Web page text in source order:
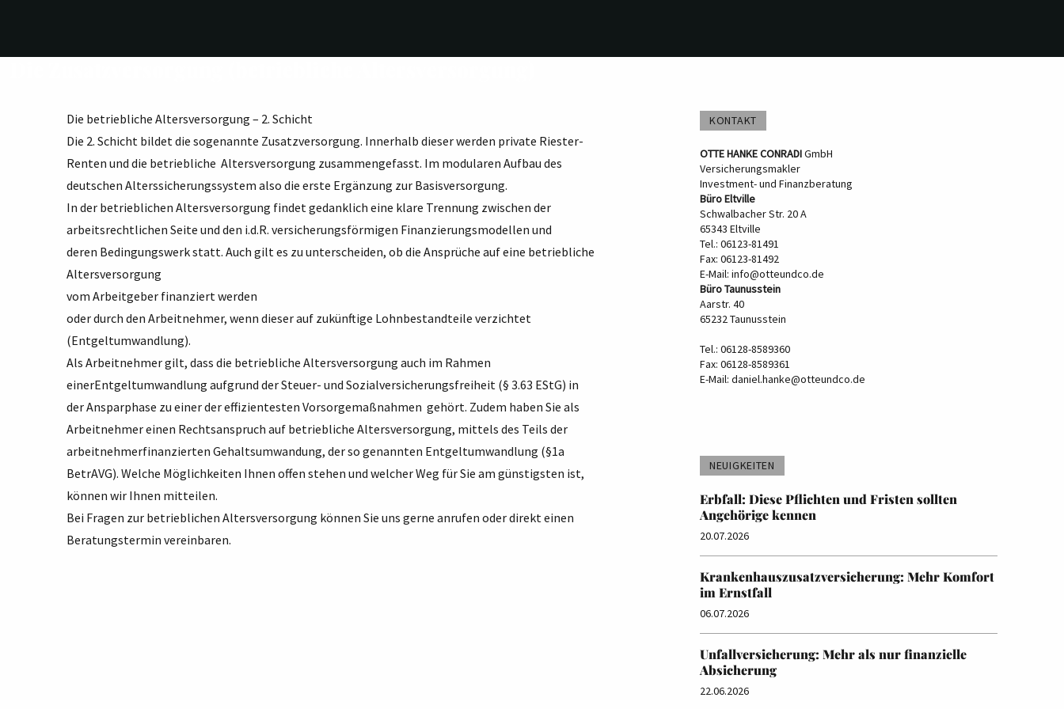
Die betriebliche Altersversorgung – 2. Schicht
Die 2. Schicht bildet die sogenannte Zusatzversorgung. Innerhalb dieser werden private Riester-
Renten und die betriebliche Altersversorgung zusammengefasst. Im modularen Aufbau des
deutschen Alterssicherungssystem also die erste Ergänzung zur Basisversorgung.
In der betrieblichen Altersversorgung findet gedanklich eine klare Trennung zwischen der
arbeitsrechtlichen Seite und den i.d.R. versicherungsförmigen Finanzierungsmodellen und
deren Bedingungswerk statt. Auch gilt es zu unterscheiden, ob die Ansprüche auf eine betriebliche
Altersversorgung
vom Arbeitgeber finanziert werden
oder durch den Arbeitnehmer, wenn dieser auf zukünftige Lohnbestandteile verzichtet
(Entgeltumwandlung).
Als Arbeitnehmer gilt, dass die betriebliche Altersversorgung auch im Rahmen
einerEntgeltumwandlung aufgrund der Steuer- und Sozialversicherungsfreiheit (§ 3.63 EStG) in
der Ansparphase zu einer der effizientesten Vorsorgemaßnahmen gehört. Zudem haben Sie als
Arbeitnehmer einen Rechtsanspruch auf betriebliche Altersversorgung, mittels des Teils der
arbeitnehmerfinanzierten Gehaltsumwandung, der so genannten Entgeltumwandlung (§1a
BetrAVG). Welche Möglichkeiten Ihnen offen stehen und welcher Weg für Sie am günstigsten ist,
können wir Ihnen mitteilen.
Bei Fragen zur betrieblichen Altersversorgung können Sie uns gerne anrufen oder direkt einen
Beratungstermin vereinbaren.
KONTAKT
OTTE HANKE CONRADIGmbH
Versicherungsmakler
Investment- und Finanzberatung
Büro Eltville
Schwalbacher Str. 20 A
65343 Eltville
Tel.: 06123-81491
Fax: 06123-81492
E-Mail: info@otteundco.de
Büro Taunusstein
Aarstr. 40
65232 Taunusstein
Tel.: 06128-8589360
Fax: 06128-8589361
E-Mail: daniel.hanke@otteundco.de
NEUIGKEITEN
Erbfall: Diese Pflichten und Fristen sollten
Angehörige kennen
20.07.2026
Krankenhauszusatzversicherung: Mehr Komfort
im Ernstfall
06.07.2026
Unfallversicherung: Mehr als nur finanzielle
Absicherung
22.06.2026